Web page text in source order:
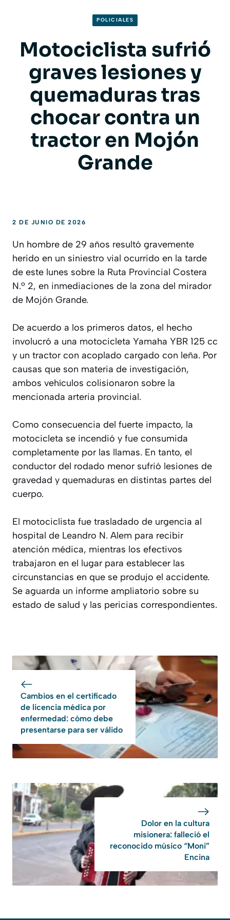
POLICIALES
Motociclista sufrió
graves lesiones y
quemaduras tras
chocar contra un
tractor en Mojón
Grande
2 DE JUNIO DE 2026
Un hombre de 29 años resultó gravemente
herido en un siniestro vial ocurrido en la tarde
de este lunes sobre la Ruta Provincial Costera
N.º 2, en inmediaciones de la zona del mirador
de Mojón Grande.
De acuerdo a los primeros datos, el hecho
involucró a una motocicleta Yamaha YBR 125 cc
y un tractor con acoplado cargado con leña. Por
causas que son materia de investigación,
ambos vehículos colisionaron sobre la
mencionada arteria provincial.
Como consecuencia del fuerte impacto, la
motocicleta se incendió y fue consumida
completamente por las llamas. En tanto, el
conductor del rodado menor sufrió lesiones de
gravedad y quemaduras en distintas partes del
cuerpo.
El motociclista fue trasladado de urgencia al
hospital de Leandro N. Alem para recibir
atención médica, mientras los efectivos
trabajaron en el lugar para establecer las
circunstancias en que se produjo el accidente.
Se aguarda un informe ampliatorio sobre su
estado de salud y las pericias correspondientes.
Cambios en el certificado
de licencia médica por
enfermedad: cómo debe
presentarse para ser válido
Dolor en la cultura
misionera: falleció el
reconocido músico “Moni”
Encina